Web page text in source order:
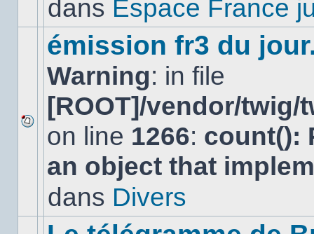
dans
sujet.
dans Espace France
Aucun
nouveau
message
non-
dans
émission fr3 du
Warning: in file
[ROOT]/vendor/
on line 1266: count():
an object that
dans Divers